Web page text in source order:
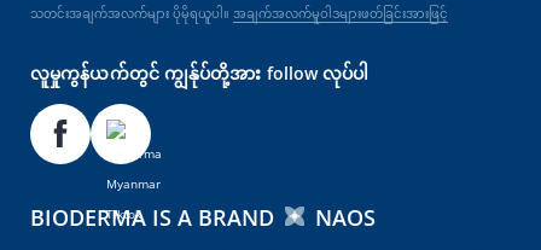
သတင်းအချက်အလက်များ ပိုမိုရယူပါ။ အချက်အလက်မူဝါဒများဖတ်ခြင်းအားဖြင့်
လူမှုကွန်ယက်တွင် ကျွန်ုပ်တို့အား follow လုပ်ပါ
BIODERMA IS A BRAND NAOS